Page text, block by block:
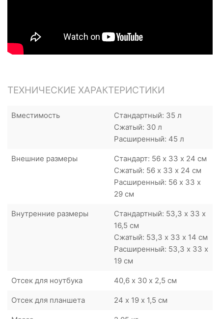
ТЕХНИЧЕСКИЕ ХАРАКТЕРИСТИКИ
Вместимость
Стандартный: 35 л
Сжатый: 30 л
Расширенный: 45 л
Внешние размеры
Стандарт: 56 x 33 х 24 см
Сжатый: 56 x 33 х 24 см
Расширенный: 56 x 33 х
29 см
Внутренние размеры
Стандартный: 53,3 x 33 х
16,5 см
Сжатый: 53,3 x 33 х 14 см
Расширенный: 53,3 x 33 х
19 см
Отсек для ноутбука 40,6 х 30 х 2,5 см
Отсек для планшета 24 х 19 х 1,5 см